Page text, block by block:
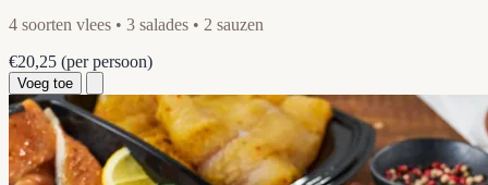
4 soorten vlees • 3 salades • 2 sauzen
€20,25 (per persoon)
Voeg toe